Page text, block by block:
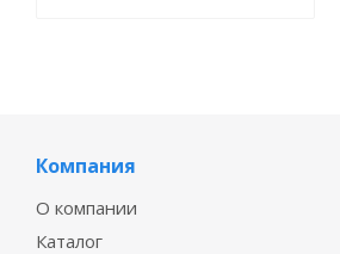
Компания
О компании
Каталог